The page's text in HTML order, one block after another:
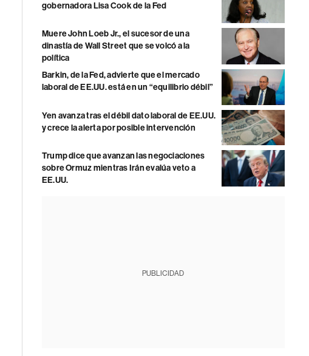
gobernadora Lisa Cook de la Fed
Muere John Loeb Jr., el sucesor de una
dinastía de Wall Street que se volcó a la
política
Barkin, de la Fed, advierte que el mercado
laboral de EE.UU. está en un “equilibrio débil”
Yen avanza tras el débil dato laboral de EE.UU.
y crece la alerta por posible intervención
Trump dice que avanzan las negociaciones
sobre Ormuz mientras Irán evalúa veto a
EE.UU.
PUBLICIDAD